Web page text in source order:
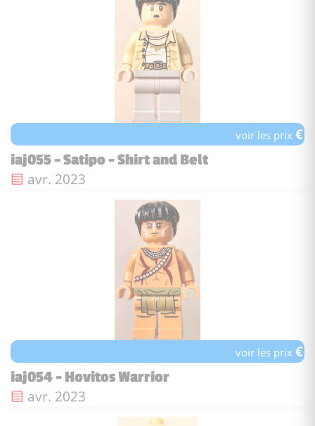
voir les prix€
iaj055 - Satipo - Shirt and Belt
Date de sortie :
avr. 2023
voir les prix€
iaj054 - Hovitos Warrior
Date de sortie :
avr. 2023